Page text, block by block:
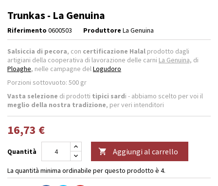
Trunkas - La Genuina
Riferimento 0600503 Produttore La Genuina
Salsiccia di pecora, con certificazione Halal prodotto dagli
artigiani della cooperativa di lavorazione delle carni La Genuina, di
Ploaghe, nelle campagne delLogudoro
Porzioni sottovuoto: 500 gr
Vasta selezione di prodotti tipici sardi - abbiamo scelto per voi il
meglio della nostra tradizione, per veri intenditori
16,73 €
Quantità  Aggiungi al carrello
La quantità minima ordinabile per questo prodotto è 4.